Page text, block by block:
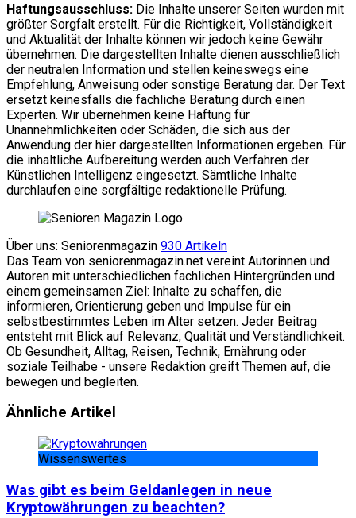
Haftungsausschluss: Die Inhalte unserer Seiten wurden mit
größter Sorgfalt erstellt. Für die Richtigkeit, Vollständigkeit
und Aktualität der Inhalte können wir jedoch keine Gewähr
übernehmen. Die dargestellten Inhalte dienen ausschließlich
der neutralen Information und stellen keineswegs eine
Empfehlung, Anweisung oder sonstige Beratung dar. Der Text
ersetzt keinesfalls die fachliche Beratung durch einen
Experten. Wir übernehmen keine Haftung für
Unannehmlichkeiten oder Schäden, die sich aus der
Anwendung der hier dargestellten Informationen ergeben. Für
die inhaltliche Aufbereitung werden auch Verfahren der
Künstlichen Intelligenz eingesetzt. Sämtliche Inhalte
durchlaufen eine sorgfältige redaktionelle Prüfung.
Über uns: Seniorenmagazin 930 Artikeln
Das Team von seniorenmagazin.net vereint Autorinnen und
Autoren mit unterschiedlichen fachlichen Hintergründen und
einem gemeinsamen Ziel: Inhalte zu schaffen, die
informieren, Orientierung geben und Impulse für ein
selbstbestimmtes Leben im Alter setzen. Jeder Beitrag
entsteht mit Blick auf Relevanz, Qualität und Verständlichkeit.
Ob Gesundheit, Alltag, Reisen, Technik, Ernährung oder
soziale Teilhabe - unsere Redaktion greift Themen auf, die
bewegen und begleiten.
Ähnliche Artikel
Wissenswertes
Was gibt es beim Geldanlegen in neue
Kryptowährungen zu beachten?